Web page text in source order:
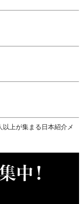
上が集まる日本紹介メ